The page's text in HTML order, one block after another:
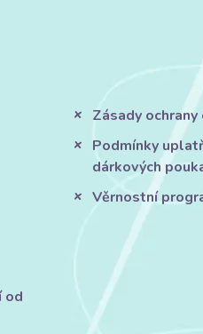
od
Zásady
Podmínky
dárkových
Věrnostní